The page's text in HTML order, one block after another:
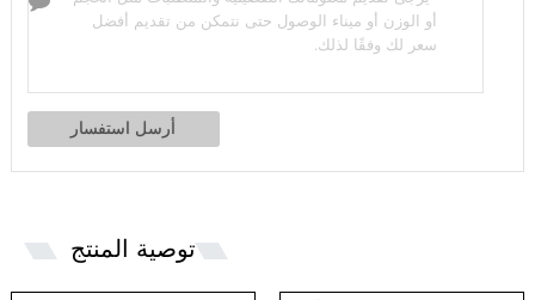
توصية المنتج